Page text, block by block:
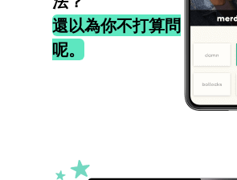
還以為你不打算問
呢。